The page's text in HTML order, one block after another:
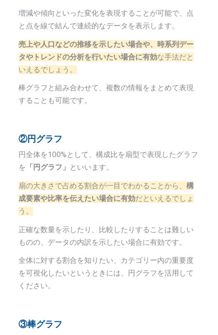
増減や傾向といった変化を表現することが可能で、点
と点を線で結んで連続的なデータを表示します。
売上や人口などの推移を示したい場合や、時系列デー
タやトレンドの分析を行いたい場合に有効な手法だと
いえるでしょう。
棒グラフと組み合わせて、複数の情報をまとめて表現
することも可能です。
②円グラフ
円全体を100%として、構成比を扇型で表現したグラフ
を 「円グラフ」 といいます。
扇の大きさで占める割合が一目でわかることから、 構
成要素や比率を伝えたい場合に有効だといえるでしょ
う。
正確な数量を示したり、比較したりすることは難しい
ものの、データの内訳を示したい場合に有効です。
全体に対する割合を知りたい、カテゴリー内の重要度
を可視化したいというときには、円グラフを活用して
ください。
③棒グラフ